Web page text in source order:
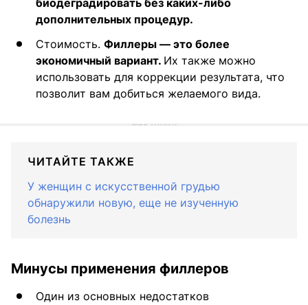
биодеградировать без каких-либо
дополнительных процедур.
Стоимость. Филлеры — это более
экономичный вариант. Их также можно
использовать для коррекции результата, что
позволит вам добиться желаемого вида.
ЧИТАЙТЕ ТАКЖЕ
У женщин с искусственной грудью
обнаружили новую, еще не изученную
болезнь
Минусы применения филлеров
Один из основных недостатков